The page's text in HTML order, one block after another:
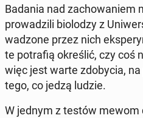
Badania nad za­cho­wa­niem
pro­wa­dzi­li bio­lo­dzy z
wa­dzo­ne przez nich
te po­tra­fią okre­ślić, czy coś
więc jest warte zdo­by­cia,
tego, co jedzą ludzie.
W jednym z testów mewom